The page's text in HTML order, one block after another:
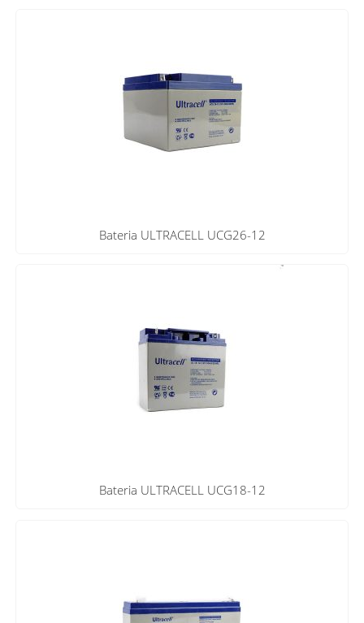
Bateria ULTRACELL UCG26-12
Bateria ULTRACELL UCG18-12